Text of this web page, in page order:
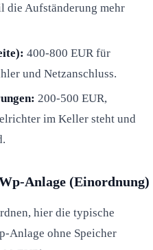
die Aufständerung mehr
400-800 EUR für
und Netzanschluss.
200-500 EUR,
im Keller steht und
Anlage (Einordnung)
hier die typische
Anlage ohne Speicher